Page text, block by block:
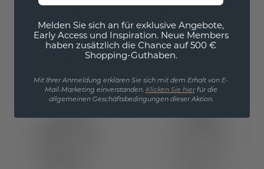
Platin
2.405,- €
Platin/Peridot
2.444,- €
Melden Sie sich an für exklusive Angebote,
Early Access und Inspiration. Neue Members
haben zusätzlich die Chance auf 500 €
Shopping-Guthaben.
Mit Ihrer Anmeldung erklären Sie sich mit dem Erhalt von E-
Mail-Marketing einverstanden. Klicken Sie hierfür die
allgemeinen Geschäftsbedingungen dieser Aktion.